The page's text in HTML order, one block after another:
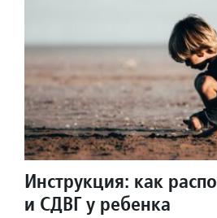
Инструкция: как
и СДВГ у ребенка